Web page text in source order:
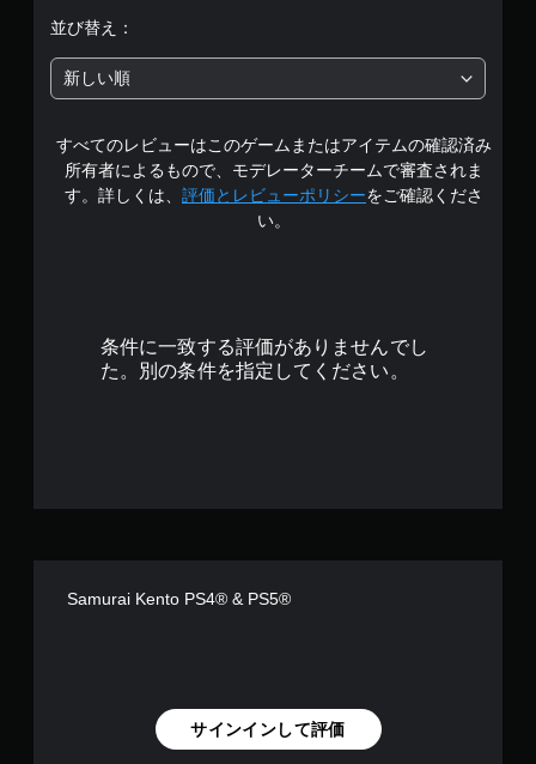
中
の
3
.
並び替え：
新しい順
すべてのレビューはこのゲームまたはアイテムの確認済み
所有者によるもので、モデレーターチームで審査されま
す。詳しくは、 評価とレビューポリシーをご確認くださ
い。
条件に一致する評価がありませんでし
た。別の条件を指定してください。
Samurai Kento PS4® & PS5®
サインインして評価